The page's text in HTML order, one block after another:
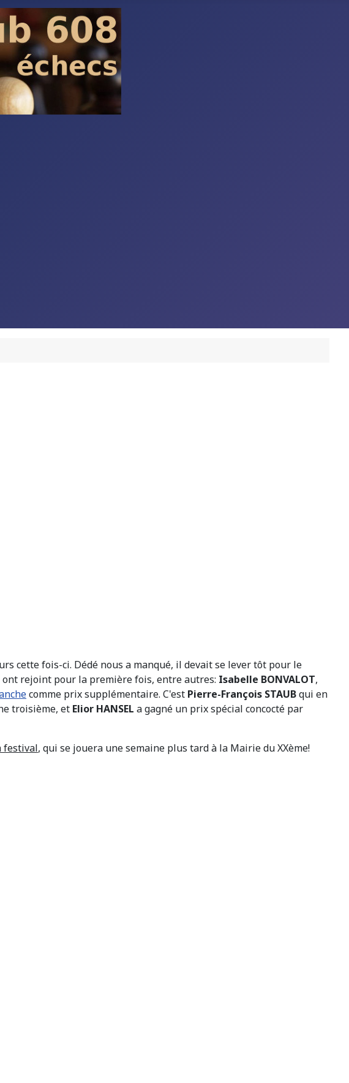
cette fois-ci. Dédé nous a manqué, il devait se lever tôt pour le
rejoint pour la première fois, entre autres: Isabelle BONVALOT,
comme prix supplémentaire. C'est Pierre-François STAUBqui en
troisième, et Elior HANSEL a gagné un prix spécial concocté par
festival, qui se jouera une semaine plus tard à la Mairie du XXème!